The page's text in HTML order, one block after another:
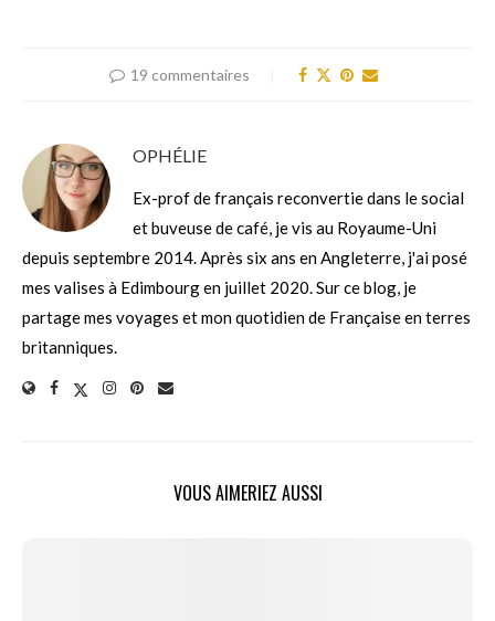
19 commentaires
OPHÉLIE
Ex-prof de français reconvertie dans le social
et buveuse de café, je vis au Royaume-Uni
depuis septembre 2014. Après six ans en Angleterre, j'ai posé
mes valises à Edimbourg en juillet 2020. Sur ce blog, je
partage mes voyages et mon quotidien de Française en terres
britanniques.
VOUS AIMERIEZ AUSSI